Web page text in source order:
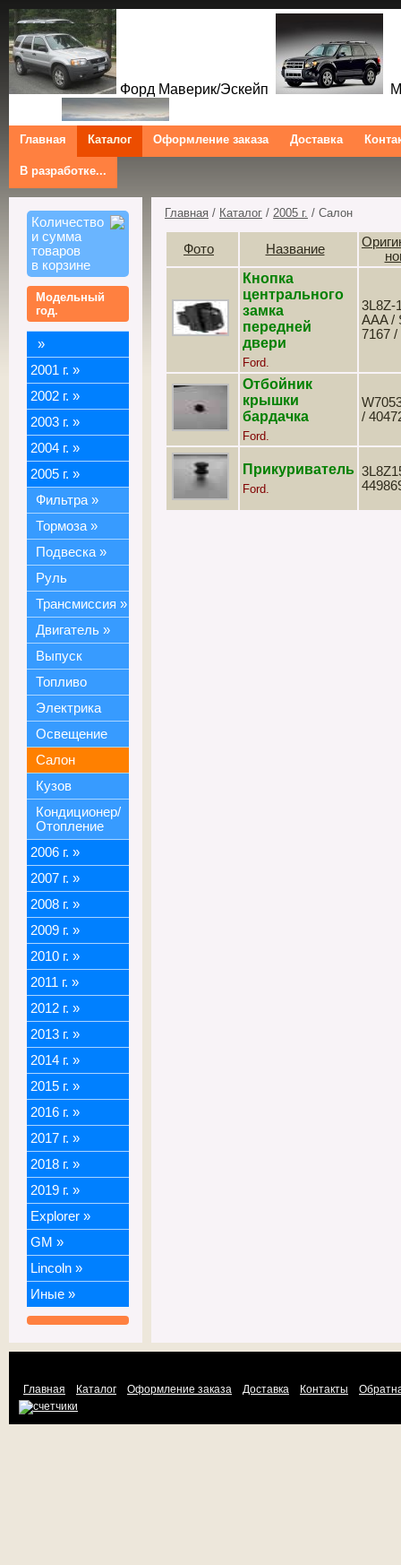
Форд Маверик/Эскейп
Трибют
Ford Maverick/Escape
Tribute Ford Kuga/Escape
Главная Каталог Оформление заказа Доставка
В разработке...
Количество
и сумма
товаров
в корзине
Модельный
год.
»
2001 г. »
2002 г. »
2003 г. »
2004 г. »
2005 г. »
Фильтра »
Тормоза »
Подвеска »
Руль
Трансмиссия »
Двигатель »
Выпуск
Топливо
Электрика
Освещение
Салон
Кузов
Кондиционер/
Отопление
2006 г. »
2007 г. »
2008 г. »
2009 г. »
2010 г. »
2011 г. »
2012 г. »
2013 г. »
2014 г. »
2015 г. »
2016 г. »
2017 г. »
2018 г. »
2019 г. »
Explorer »
GM »
Lincoln »
Иные »
Главная / Каталог / 2005 г. / Салон
Фото Название
Кнопка
центрального
замка
передней
двери
Ford.
3L8Z-
AAA /
7167 /
Отбойник
крышки
бардачка
Ford.
/
Прикуриватель
Ford.
Главная Каталог Оформление заказа Доставка Контакты